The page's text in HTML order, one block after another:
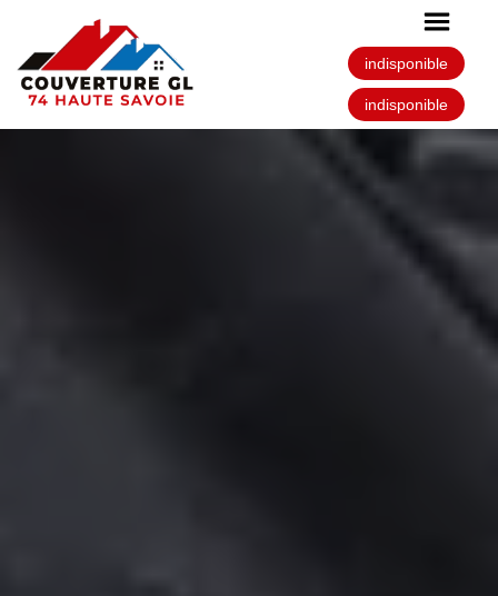
indisponible
indisponible